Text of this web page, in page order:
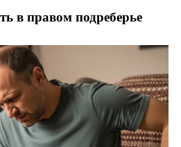
в правом подреберье